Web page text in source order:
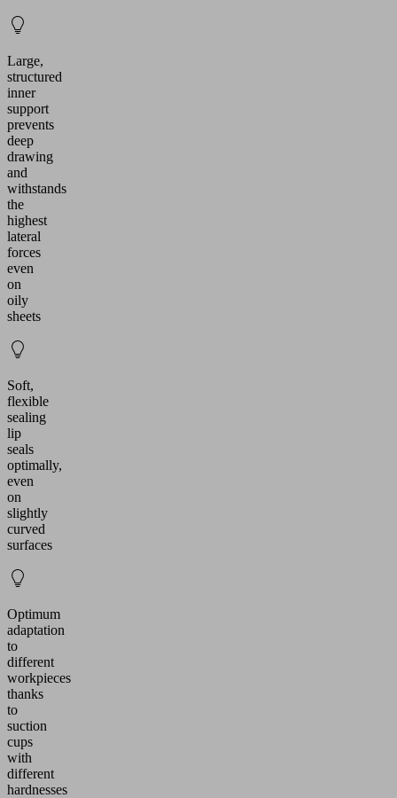
Large,
structured
inner
support
prevents
deep
drawing
and
withstands
the
highest
lateral
forces
even
on
oily
sheets
Soft,
flexible
sealing
lip
seals
optimally,
even
on
slightly
curved
surfaces
Optimum
adaptation
to
different
workpieces
thanks
to
suction
cups
with
different
hardnesses